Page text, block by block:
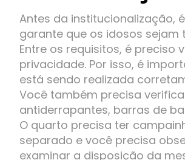
Antes da institucionalização,
garante que os idosos
Entre os requisitos, é preciso
privacidade. Por isso, é
está sendo realizada
Você também precisa
antiderrapantes, barras de
O quarto precisa ter
separado e você precisa
examinar a disposição da